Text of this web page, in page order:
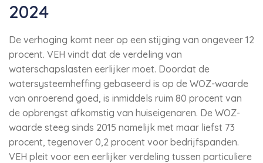
2024
De verhoging komt neer op een stijging van ongeveer 12
procent. VEH vindt dat de verdeling van
waterschapslasten eerlijker moet. Doordat de
watersysteemheffing gebaseerd is op de WOZ-waarde
van onroerend goed, is inmiddels ruim 80 procent van
de opbrengst afkomstig van huiseigenaren. De WOZ-
waarde steeg sinds 2015 namelijk met maar liefst 73
procent, tegenover 0,2 procent voor bedrijfspanden.
VEH pleit voor een eerlijker verdeling tussen particuliere